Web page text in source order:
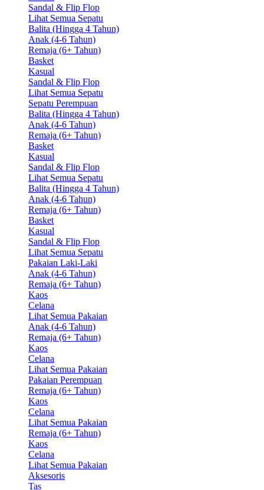
Sandal & Flip Flop
Lihat Semua Sepatu
Balita (Hingga 4 Tahun)
Anak (4-6 Tahun)
Remaja (6+ Tahun)
Basket
Kasual
Sandal & Flip Flop
Lihat Semua Sepatu
Sepatu Perempuan
Balita (Hingga 4 Tahun)
Anak (4-6 Tahun)
Remaja (6+ Tahun)
Basket
Kasual
Sandal & Flip Flop
Lihat Semua Sepatu
Balita (Hingga 4 Tahun)
Anak (4-6 Tahun)
Remaja (6+ Tahun)
Basket
Kasual
Sandal & Flip Flop
Lihat Semua Sepatu
Pakaian Laki-Laki
Anak (4-6 Tahun)
Remaja (6+ Tahun)
Kaos
Celana
Lihat Semua Pakaian
Anak (4-6 Tahun)
Remaja (6+ Tahun)
Kaos
Celana
Lihat Semua Pakaian
Pakaian Perempuan
Remaja (6+ Tahun)
Kaos
Celana
Lihat Semua Pakaian
Remaja (6+ Tahun)
Kaos
Celana
Lihat Semua Pakaian
Aksesoris
Tas